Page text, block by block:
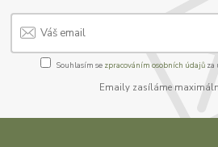
Souhlasím se zpracováním osobních údajůza
Emaily zasíláme